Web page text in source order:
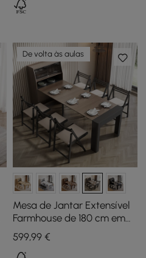
De volta às aulas
Mesa de Jantar Extensível
Farmhouse de 180 cm em
Nogueira e Cinzento com
Aparador, 4-5 Lugares
599,99€